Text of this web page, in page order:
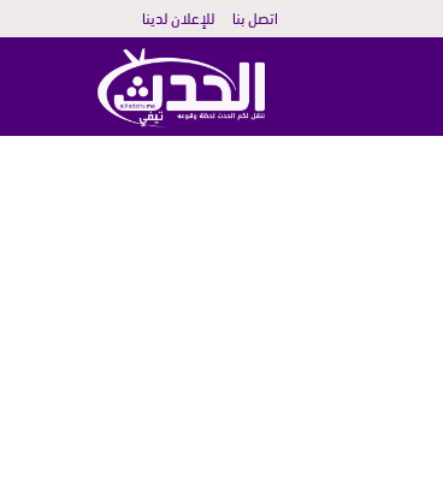
اتصل بنا للإعلان لدينا